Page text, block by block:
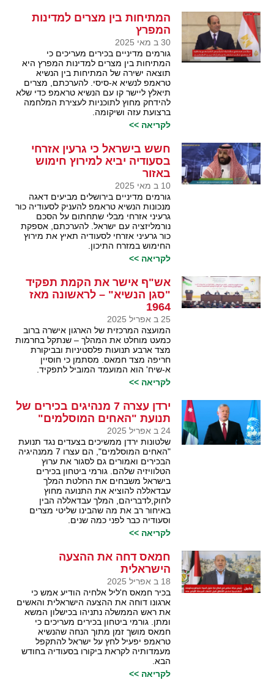
המתיחות בין מצרים למדינות
המפרץ
30 ב מאי 2025
גורמים מדיניים בכירים מעריכים כי
המתיחות בין מצרים למדינות המפרץ היא
תוצאה ישירה של המתיחות בין הנשיא
טראמפ לנשיא א-סיסי. להערכתם, מצרים
תיאלץ ליישר קו עם הנשיא טראמפ כדי שלא
להידחק מחוץ לתוכניות לעצירת המלחמה
ברצועת עזה ושיקומה.
לקריאה >>
חשש בישראל כי גרעין אזרחי
בסעודיה יביא למירוץ חימוש
באזור
10 ב מאי 2025
גורמים מדיניים בירושלים מביעים דאגה
מנכונות הנשיא טראמפ להעניק לסעודיה כור
גרעיני אזרחי מבלי שתחתום על הסכם
נורמליזציה עם ישראל. להערכתם, אספקת
כור גרעיני אזרחי לסעודיה תאיץ את מירוץ
החימוש במזרח התיכון.
לקריאה >>
אש"ף אישר את הקמת תפקיד
"סגן הנשיא" – לראשונה מאז
1964
25 ב אפריל 2025
המועצה המרכזית של הארגון אישרה ברוב
כמעט מוחלט את המהלך – שנתקל בחרמות
מצד ארבע תנועות פלסטיניות ובביקורת
חריפה מצד חמאס. מסתמן כי חוסיין
א-שיח' הוא המועמד המוביל לתפקיד.
לקריאה >>
ירדן עצרה 7 מנהיגים בכירים של
תנועת "האחים המוסלמים"
24 ב אפריל 2025
שלטונות ירדן ממשיכים בצעדים נגד תנועת
"האחים המוסלמים", הם עצרו 7 ממנהיגיה
הבכירים ואמורים גם לסגור את ערוץ
הטלוויזיה שלהם. גורמי ביטחון בכירים
בישראל משבחים את החלטת המלך
עבדאללה להוציא את התנועה מחוץ
לחוק,לדבריהם, המלך עבדאללה הבין
באיחור רב את מה שהבינו שליטי מצרים
וסעודיה כבר לפני כמה שנים.
לקריאה >>
חמאס דחה את ההצעה
הישראלית
18 ב אפריל 2025
בכיר חמאס ח'ליל אלחיה הודיע אמש כי
ארגונו דוחה את ההצעה הישראלית והאשים
את ראש הממשלה נתניהו בכישלון המשא
ומתן. גורמי ביטחון בכירים מעריכים כי
חמאס מושך זמן מתוך הנחה שהנשיא
טראמפ יפעיל לחץ על ישראל להתקפל
מעמדותיה לקראת ביקורו בסעודיה בחודש
הבא.
לקריאה >>